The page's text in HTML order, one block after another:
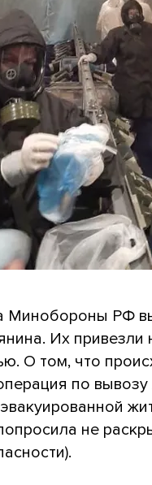
Минобороны РФ
Их привезли
О том, что
по
не